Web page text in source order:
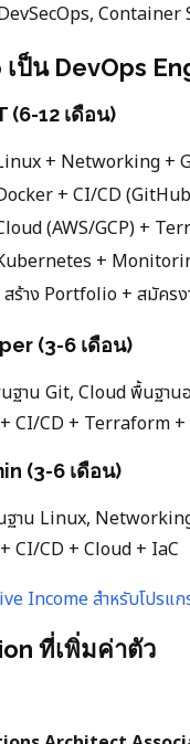
Container
ป็น DevOps
(6-12 เดือน)
+ Networking +
+ CI/CD
(AWS/GCP) +
+
สร้าง Portfolio + สมัคร
(3-6 เดือน)
าน Git, Cloud พื้นฐาน
CI/CD + Terraform
(3-6 เดือน)
าน Linux,
CI/CD + Cloud + IaC
Income สำหรับโปรแก
ที่เพิ่มค่าตัว